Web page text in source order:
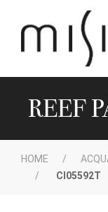
REEF
HOME
CI05592T